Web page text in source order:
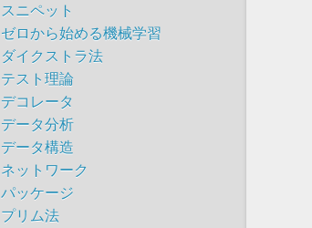
スニペット
ゼロから始める機械学習
ダイクストラ法
テスト理論
デコレータ
データ分析
データ構造
ネットワーク
パッケージ
プリム法